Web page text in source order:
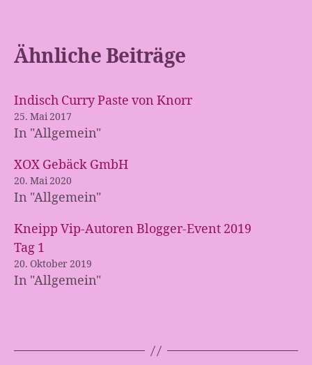
Ähnliche Beiträge
Indisch Curry Paste von Knorr
25. Mai 2017
In "Allgemein"
XOX Gebäck GmbH
20. Mai 2020
In "Allgemein"
Kneipp Vip-Autoren Blogger-Event 2019
Tag 1
20. Oktober 2019
In "Allgemein"